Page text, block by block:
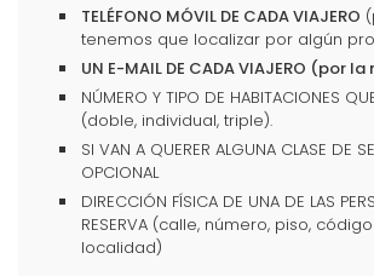
TELÉFONO MÓVIL DE CADA VIAJERO
tenemos que localizar por algún
UN E-MAIL DE CADA VIAJERO (por
NÚMERO Y TIPO DE HABITACIONES
(doble, individual, triple).
SI VAN A QUERER ALGUNA CLASE DE
OPCIONAL
DIRECCIÓN FÍSICA DE UNA DE LAS
RESERVA (calle, número, piso,
localidad)